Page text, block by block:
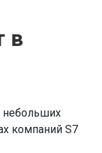
в
небольших
компаний S7